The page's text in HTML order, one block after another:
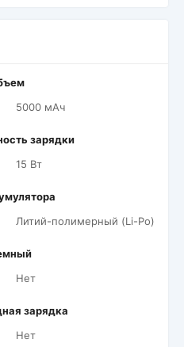
5000 мАч
зарядки
15 Вт
Литий-полимерный (Li-Po)
Нет
зарядка
Нет